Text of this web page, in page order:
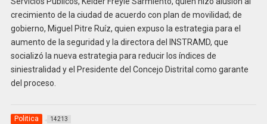
crecimiento de la ciudad de acuerdo con plan de movilidad; de
gobierno, Miguel Pitre Ruíz, quien expuso la estrategia para el
aumento de la seguridad y la directora del INSTRAMD, que
socializó la nueva estrategia para reducir los índices de
siniestralidad y el Presidente del Concejo Distrital como garante
del proceso.
Politica 14213